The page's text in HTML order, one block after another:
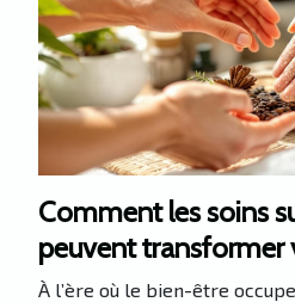
Comment les soins
peuvent transformer
bien-être ?
À l’ère où le bien-être